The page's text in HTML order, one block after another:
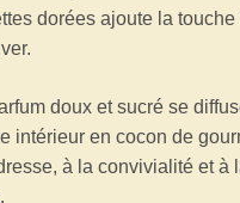
dorées ajoute la touche
doux et sucré se
intérieur en cocon de
à la convivialité et à